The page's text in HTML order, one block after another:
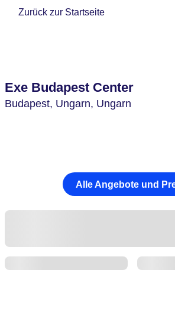
Zurück zur Startseite
Exe Budapest Center
Budapest, Ungarn, Ungarn
Alle Angebote und